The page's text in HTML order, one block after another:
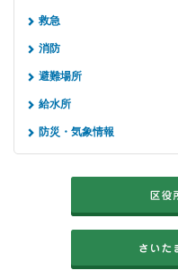
救急
消防
避難場所
給水所
防災・気象情報